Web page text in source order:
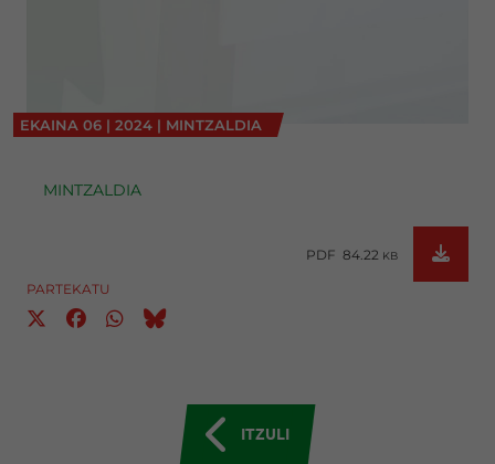
EKAINA 06 | 2024 | MINTZALDIA
MINTZALDIA
PDF 84.22 KB
PARTEKATU
ITZULI